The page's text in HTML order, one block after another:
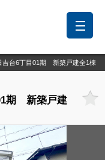
吉台6丁目01期 新築戸建全1棟
期 新築戸建
保存した検索条件
す